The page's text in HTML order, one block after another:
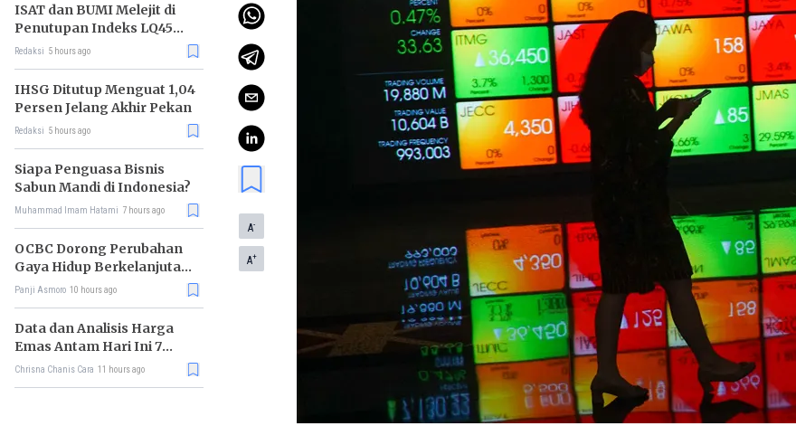
ISAT dan BUMI Melejit di
Penutupan Indeks LQ45
Hari Ini
Redaksi 5 hours ago
IHSG Ditutup Menguat 1,04
Persen Jelang Akhir Pekan
Redaksi 5 hours ago
Siapa Penguasa Bisnis
Sabun Mandi di Indonesia?
Muhammad Imam Hatami 7 hours ago
OCBC Dorong Perubahan
Gaya Hidup Berkelanjutan
melalui Program RISE
Panji Asmoro 10 hours ago
Data dan Analisis Harga
Emas Antam Hari Ini 7
Agustus 2026
Chrisna Chanis Cara 11 hours ago
A-
A+